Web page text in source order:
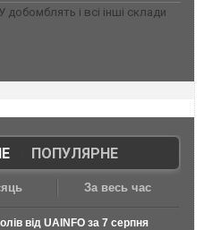
і всі інші склади
| ПОПУЛЯРНЕ
За весь час
від UAINFO за 7 серпня